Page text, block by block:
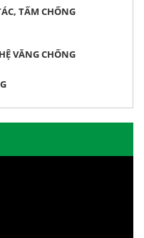
TẤM CHỐNG
VĂNG CHỐNG